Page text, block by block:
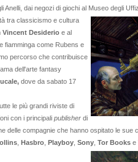
Anelli, dai negozi di giochi al Museo degli
tra classicismo e cultura
Vincent Desiderioe al
fiamminga come Rubens e
percorso che contribuisce
dell'arte fantasy
,dove da sabato 17
le più grandi riviste di
con i principali publisherdi
delle compagnie che hanno ospitato le sue
, Hasbro, Playboy, Sony, Tor Bookse